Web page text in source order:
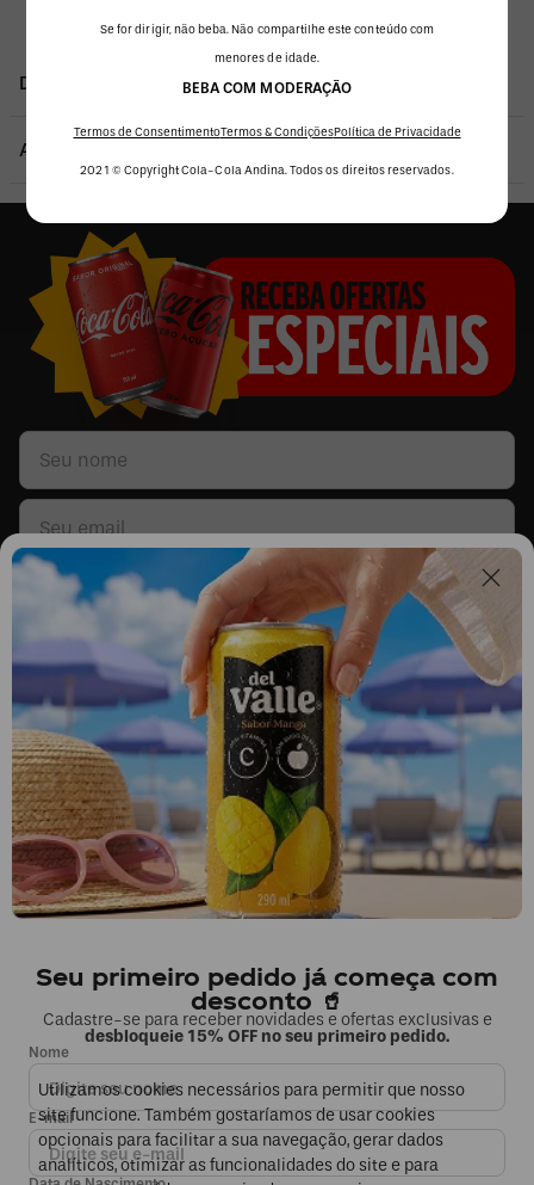
Utilizamos cookies necessários para permitir que nosso
site funcione. Também gostaríamos de usar cookies
opcionais para facilitar a sua navegação, gerar dados
analíticos, otimizar as funcionalidades do site e para
Seu primeiro pedido já começa com
desconto 🥤
Cadastre-se para receber novidades e ofertas exclusivas e
desbloqueie 15% OFF no seu primeiro pedido.
Nome
E-mail
Descrição do produto
Atributos
Se for dirigir, não beba. Não compartilhe este conteúdo com
menores de idade.
BEBA COM MODERAÇÃO
Termos de ConsentimentoTermos & CondiçõesPolítica de Privacidade
2021 © Copyright Cola-Cola Andina. Todos os direitos reservados.
Termos & Condiçõese Políticas de Privacidade
Segunda a sexta, das 9h às 17h.
Exceto feriados.
0800 023 5338
Fale sobre seu pedido
COMPRAS
MINHA CONTA
EMPRESA
FORMAS DE PAGAMENTO E SEGURANÇA